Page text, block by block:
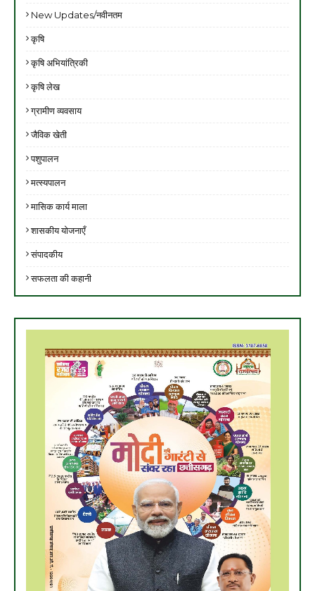
New Updates/नवीनतम
कृषि
कृषि अभियांत्रिकी
कृषि लेख
ग्रामीण व्यवसाय
जैविक खेती
पशुपालन
मत्स्यपालन
मासिक कार्य माला
शासकीय योजनाएँ
संपादकीय
सफलता की कहानी